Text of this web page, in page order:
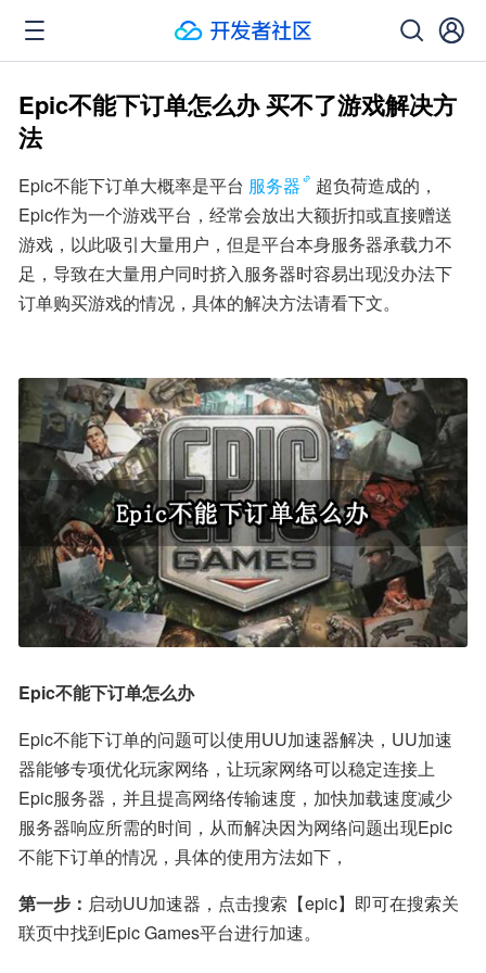
Epic不能下订单怎么办 买不了游戏解决方
法
Epic不能下订单大概率是平台 服务器
超负荷造成的，
Epic作为一个游戏平台，经常会放出大额折扣或直接赠送
游戏，以此吸引大量用户，但是平台本身服务器承载力不
足，导致在大量用户同时挤入服务器时容易出现没办法下
订单购买游戏的情况，具体的解决方法请看下文。
Epic不能下订单怎么办
Epic不能下订单的问题可以使用UU加速器解决，UU加速
器能够专项优化玩家网络，让玩家网络可以稳定连接上
Epic服务器，并且提高网络传输速度，加快加载速度减少
服务器响应所需的时间，从而解决因为网络问题出现Epic
不能下订单的情况，具体的使用方法如下，
第一步： 启动UU加速器，点击搜索【epic】即可在搜索关
联页中找到Epic Games平台进行加速。